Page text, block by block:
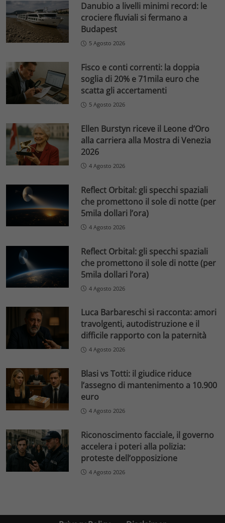
Danubio a livelli minimi record: le
crociere fluviali si fermano a
Budapest
5 Agosto 2026
Fisco e conti correnti: la doppia
soglia di 20% e 71mila euro che
scatta gli accertamenti
5 Agosto 2026
Ellen Burstyn riceve il Leone d’Oro
alla carriera alla Mostra di Venezia
2026
4 Agosto 2026
Reflect Orbital: gli specchi spaziali
che promettono il sole di notte (per
5mila dollari l’ora)
4 Agosto 2026
Reflect Orbital: gli specchi spaziali
che promettono il sole di notte (per
5mila dollari l’ora)
4 Agosto 2026
Luca Barbareschi si racconta: amori
travolgenti, autodistruzione e il
difficile rapporto con la paternità
4 Agosto 2026
Blasi vs Totti: il giudice riduce
l’assegno di mantenimento a 10.900
euro
4 Agosto 2026
Riconoscimento facciale, il governo
accelera i poteri alla polizia:
proteste dell’opposizione
4 Agosto 2026